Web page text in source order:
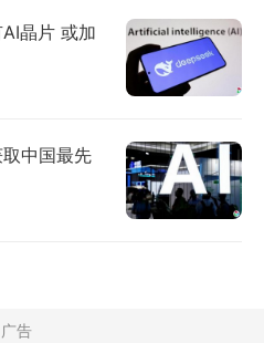
晶片 或加
中国最先